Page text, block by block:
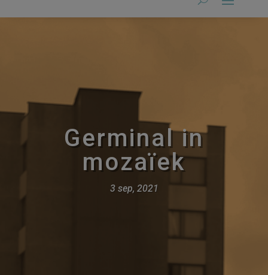
Germinal in
mozaïek
3 sep, 2021